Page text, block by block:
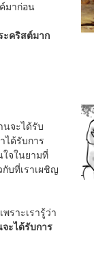
มาก่อน
ะคริสต์มาก
นจะได้รับ
ได้รับการ
ใจในยามที่
บที่เราเผชิญ
ราะเรารู้ว่า
ะได้รับการ